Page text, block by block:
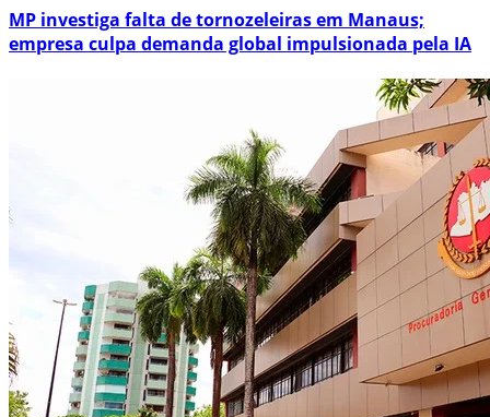
MP investiga falta de tornozeleiras em Manaus;
empresa culpa demanda global impulsionada pela IA